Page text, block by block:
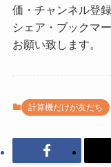
価・チャンネル登
シェア・ブックマ
お願い致します。
計算機だけが友だち